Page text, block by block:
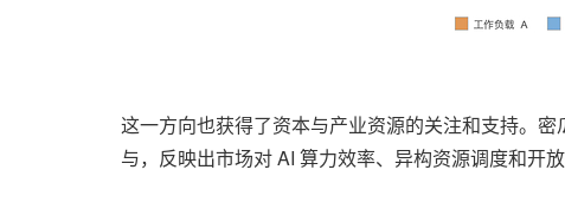
这一方向也获得了资本与产业资源的关注和支持。
与，反映出市场对 AI 算力效率、异构资源调度和开